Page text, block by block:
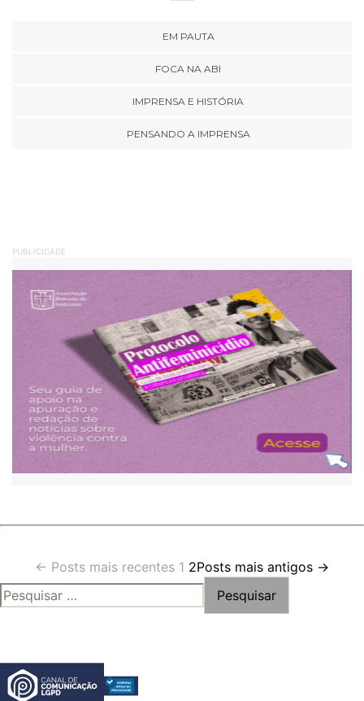
EM PAUTA
FOCA NA ABI
IMPRENSA E HISTÓRIA
PENSANDO A IMPRENSA
PUBLICIDADE
Paginação
de
← Posts mais recentes 1 2Posts mais antigos →
PESQUISAR
POR: